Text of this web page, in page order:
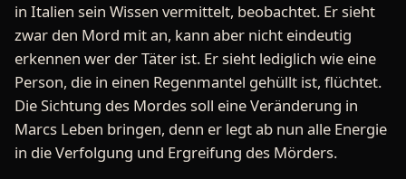
in Italien sein Wissen vermittelt, beobachtet. Er sieht
zwar den Mord mit an, kann aber nicht eindeutig
erkennen wer der Täter ist. Er sieht lediglich wie eine
Person, die in einen Regenmantel gehüllt ist, flüchtet.
Die Sichtung des Mordes soll eine Veränderung in
Marcs Leben bringen, denn er legt ab nun alle Energie
in die Verfolgung und Ergreifung des Mörders.